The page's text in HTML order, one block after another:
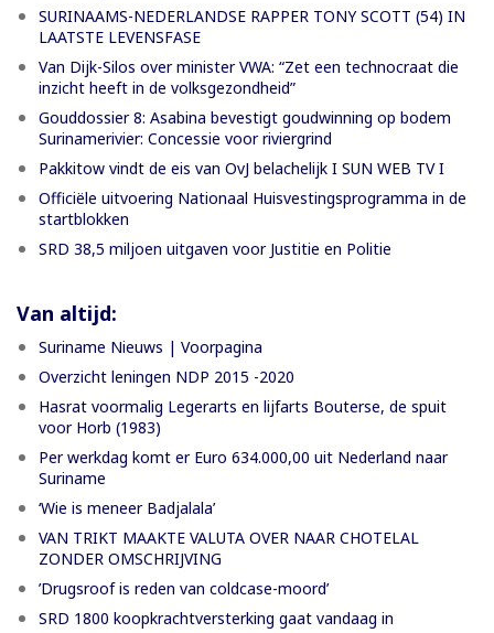
SURINAAMS-NEDERLANDSE RAPPER TONY SCOTT (54) IN
LAATSTE LEVENSFASE
Van Dijk-Silos over minister VWA: “Zet een technocraat die
inzicht heeft in de volksgezondheid”
Gouddossier 8: Asabina bevestigt goudwinning op bodem
Surinamerivier: Concessie voor riviergrind
Pakkitow vindt de eis van OvJ belachelijk I SUN WEB TV I
Officiële uitvoering Nationaal Huisvestingsprogramma in de
startblokken
SRD 38,5 miljoen uitgaven voor Justitie en Politie
Van altijd:
Suriname Nieuws | Voorpagina
Overzicht leningen NDP 2015 -2020
Hasrat voormalig Legerarts en lijfarts Bouterse, de spuit
voor Horb (1983)
Per werkdag komt er Euro 634.000,00 uit Nederland naar
Suriname
‘Wie is meneer Badjalala’
VAN TRIKT MAAKTE VALUTA OVER NAAR CHOTELAL
ZONDER OMSCHRIJVING
’Drugsroof is reden van coldcase-moord’
SRD 1800 koopkrachtversterking gaat vandaag in